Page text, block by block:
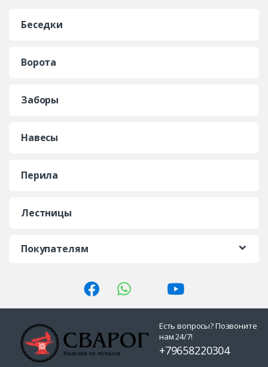
Беседки
Ворота
Заборы
Навесы
Перила
Лестницы
Покупателям
Есть вопросы? Позвоните
нам 24/7!
+79658220304